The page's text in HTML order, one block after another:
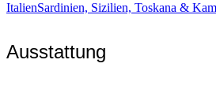
ItalienSardinien, Sizilien, Toskana &
Ausstattung